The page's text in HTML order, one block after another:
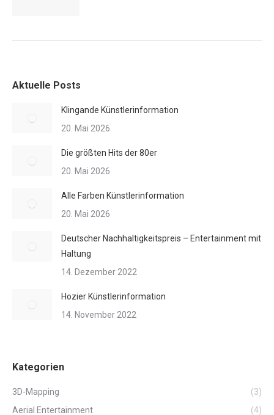
Aktuelle Posts
Klingande Künstlerinformation
20. Mai 2026
Die größten Hits der 80er
20. Mai 2026
Alle Farben Künstlerinformation
20. Mai 2026
Deutscher Nachhaltigkeitspreis – Entertainment mit
Haltung
14. Dezember 2022
Hozier Künstlerinformation
14. November 2022
Kategorien
3D-Mapping
(3)
Aerial Entertainment
(4)